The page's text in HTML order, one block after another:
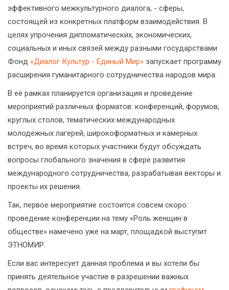
эффективного межкультурного диалога, - сферы,
состоящей из конкретных платформ взаимодействия. В
целях упрочения дипломатических, экономических,
социальных и иных связей между разными государствами
Фонд «Диалог Культур - Единый Мир» запускает программу
расширения гуманитарного сотрудничества народов мира.
В её рамках планируется организация и проведение
мероприятий различных форматов: конференций, форумов,
круглых столов, тематических международных
молодежных лагерей, широкоформатных и камерных
встреч, во время которых участники будут обсуждать
вопросы глобального значения в сфере развития
международного сотрудничества, разрабатывая векторы и
проекты их решения.
Так, первое мероприятие состоится совсем скоро:
проведение конференции на тему «Роль женщин в
обществе» намечено уже на март, площадкой выступит
ЭТНОМИР.
Если вас интересует данная проблема и вы хотели бы
принять деятельное участие в разрешении важных